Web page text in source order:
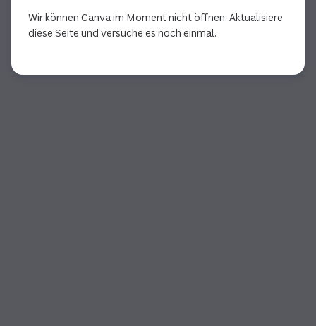
Wir können Canva im Moment nicht öffnen. Aktualisiere
diese Seite und versuche es noch einmal.